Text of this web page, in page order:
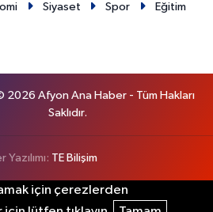
Siyaset Spor
Eğitim
Afyon Ana Haber - Tüm Hakları
Saklıdır.
Yazılımı: TE Bilişim
için çerezlerden